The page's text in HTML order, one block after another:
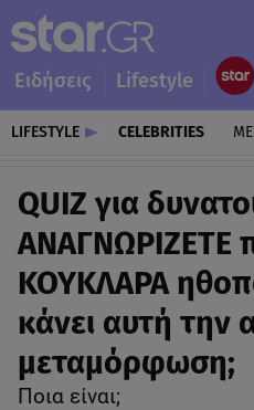
Ειδήσεις Lifestyle
LIFESTYLE CELEBRITIES
QUIZ για
ΑΝΑΓΝΩΡΙΖΕΤΕ
ΚΟΥΚΛΑΡΑ
κάνει αυτή την
μεταμόρφωση;
Ποια είναι;